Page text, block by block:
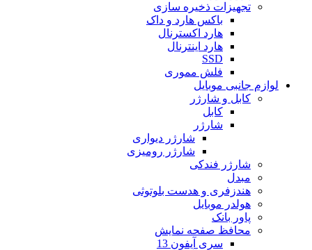
تجهیزات ذخیره سازی
باکس هارد و داک
هارد اکسترنال
هارد اینترنال
SSD
فلش مموری
لوازم جانبی موبایل
کابل و شارژر
کابل
شارژر
شارژر دیواری
شارژر رومیزی
شارژر فندکی
مبدل
هندزفری و هدست بلوتوثی
هولدر موبایل
پاور بانک
محافظ صفحه نمایش
سری آیفون 13